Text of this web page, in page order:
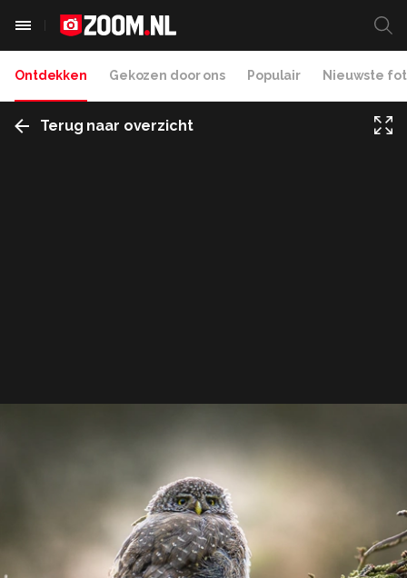
Ontdekken Gekozen door ons Populair Nieuwste
Terug naar overzicht